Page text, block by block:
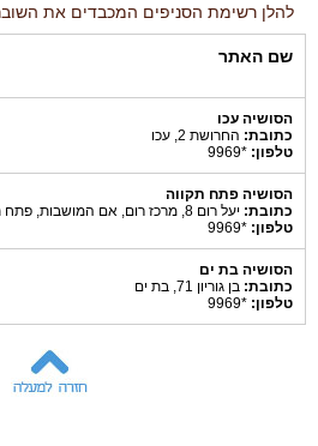
להלן רשימת הסניפים המכבדים את
שם האתר
הסושיה עכו
כתובת: החרושת 2, עכו
טלפון: *9969
הסושיה פתח תקווה
כתובת: יעל רום 8, מרכז רום, אם המושבות, פתח תקווה
טלפון: *9969
הסושיה בת ים
כתובת: בן גוריון 71, בת ים
טלפון: *9969